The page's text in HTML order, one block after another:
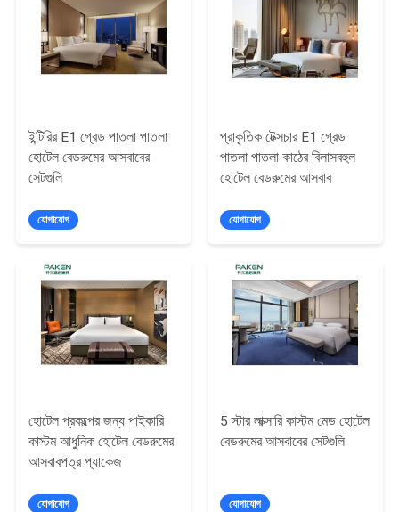
ইন্টিরির E1 গ্রেড পাতলা পাতলা
হোটেল বেডরুমের আসবাবের
সেটগুলি
যোগাযোগ
প্রাকৃতিক টেক্সচার E1 গ্রেড
পাতলা পাতলা কাঠের বিলাসবহুল
হোটেল বেডরুমের আসবাব
যোগাযোগ
হোটেল প্রকল্পের জন্য পাইকারি
কাস্টম আধুনিক হোটেল বেডরুমের
আসবাবপত্র প্যাকেজ
যোগাযোগ
5 স্টার লাক্সারি কাস্টম মেড হোটেল
বেডরুমের আসবাবের সেটগুলি
যোগাযোগ